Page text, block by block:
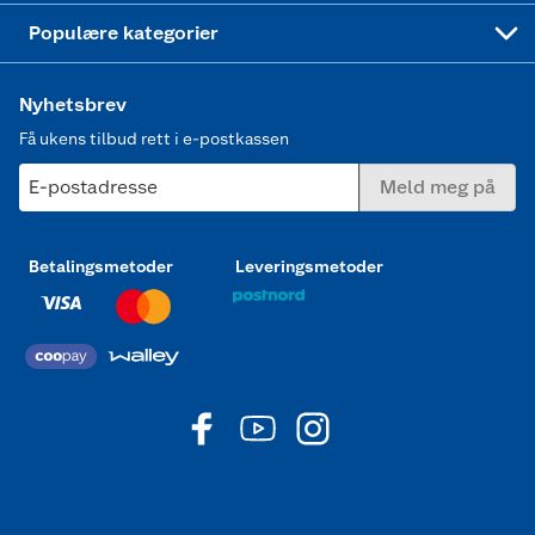
Populære kategorier
Nyhetsbrev
Få ukens tilbud rett i e-postkassen
E-postadresse Meld meg på
Betalingsmetoder Leveringsmetoder